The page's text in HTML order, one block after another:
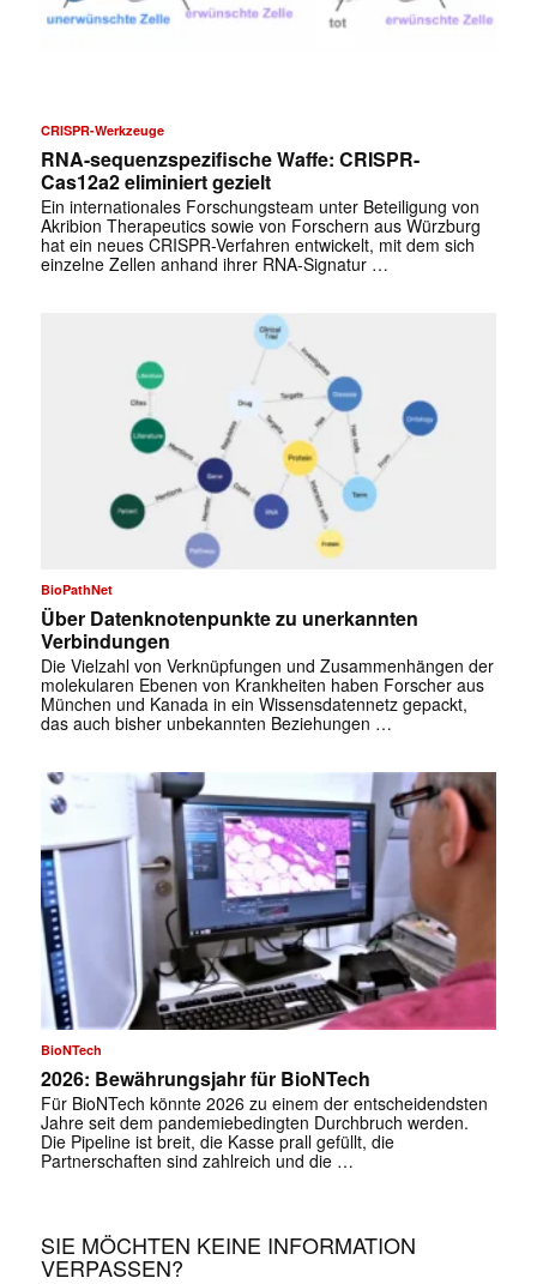
CRISPR-Werkzeuge
RNA-sequenzspezifische Waffe: CRISPR-
Cas12a2 eliminiert gezielt
Ein internationales Forschungsteam unter Beteiligung von
Akribion Therapeutics sowie von Forschern aus Würzburg
hat ein neues CRISPR-Verfahren entwickelt, mit dem sich
einzelne Zellen anhand ihrer RNA-Signatur …
BioPathNet
Über Datenknotenpunkte zu unerkannten
Verbindungen
Die Vielzahl von Verknüpfungen und Zusammenhängen der
molekularen Ebenen von Krankheiten haben Forscher aus
München und Kanada in ein Wissensdatennetz gepackt,
das auch bisher unbekannten Beziehungen …
BioNTech
2026: Bewährungsjahr für BioNTech
Für BioNTech könnte 2026 zu einem der entscheidendsten
Jahre seit dem pandemiebedingten Durchbruch werden.
Die Pipeline ist breit, die Kasse prall gefüllt, die
Partnerschaften sind zahlreich und die …
SIE MÖCHTEN KEINE INFORMATION
VERPASSEN?